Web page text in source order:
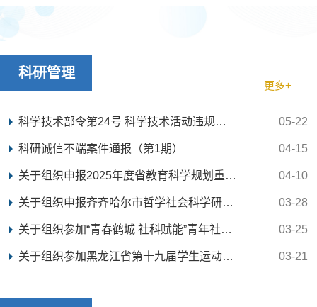
科研管理
更多+
科学技术部令第24号 科学技术活动违规行为调查处理... 05-22
科研诚信不端案件通报（第1期） 04-15
关于组织申报2025年度省教育科学规划重点课题的通... 04-10
关于组织申报齐齐哈尔市哲学社会科学研究规划项目... 03-28
关于组织参加“青春鹤城 社科赋能”青年社科工作者... 03-25
关于组织参加黑龙江省第十九届学生运动会科学论文... 03-21